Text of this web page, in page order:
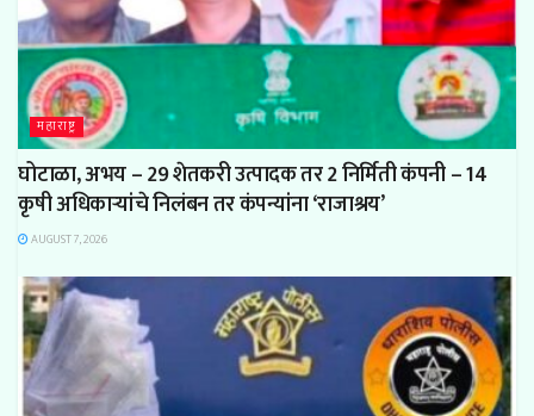
महाराष्ट्र
घोटाळा, अभय – 29 शेतकरी उत्पादक तर 2 निर्मिती कंपनी – 14
कृषी अधिकाऱ्यांचे निलंबन तर कंपन्यांना ‘राजाश्रय’
AUGUST 7, 2026